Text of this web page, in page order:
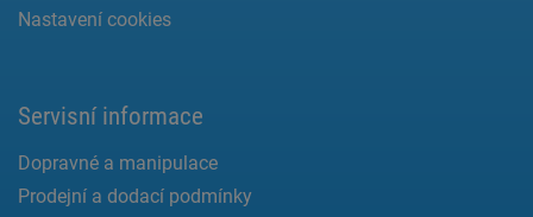
Nastavení cookies
Servisní informace
Dopravné a manipulace
Prodejní a dodací podmínky